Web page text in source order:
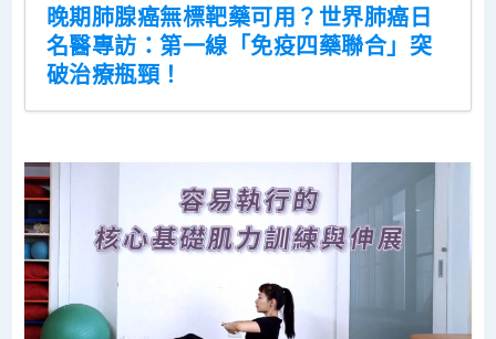
晚期肺腺癌無標靶藥可用？世界肺癌日
名醫專訪：第一線「免疫四藥聯合」突
破治療瓶頸！